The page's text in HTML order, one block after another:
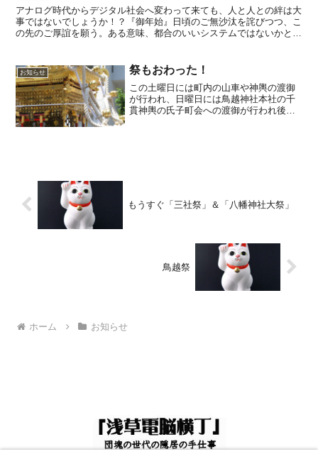
アナログ時代からデジタル社会へ変わって来ても、人と人との絆は大
事ではないでしょうか！？『御年始』日頃のご無沙汰を詫びつつ、こ
の先のご厚誼を願う。ある意味、都合のいいシステムではないかとも
お知らせ 祭もおわった！
この土曜日には町内の山車や神輿の渡御
が行われ、日曜日には鳥越神社本社の千
貫神輿の氏子町会への渡御が行われ後半
もうすぐ「三社祭」＆「八幡神社大祭」
鳥越祭
ホーム お知らせ